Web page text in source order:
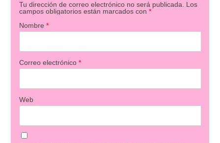
Tu dirección de correo electrónico no será publicada. Los
campos obligatorios están marcados con *
Nombre *
Correo electrónico *
Web